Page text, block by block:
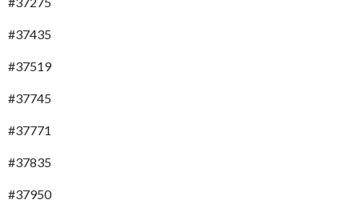
#37435
#37519
#37745
#37771
#37835
#37950